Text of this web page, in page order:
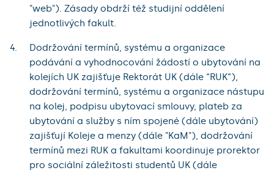
"web"). Zásady obdrží též studijní oddělení
jednotlivých fakult.
Dodržování termínů, systému a organizace
podávání a vyhodnocování žádostí o ubytování na
kolejích UK zajišťuje Rektorát UK (dále “RUK“),
dodržování termínů, systému a organizace nástupu
na kolej, podpisu ubytovací smlouvy, plateb za
ubytování a služby s ním spojené (dále ubytování)
zajišťují Koleje a menzy (dále "KaM"), dodržování
termínů mezi RUK a fakultami koordinuje prorektor
pro sociální záležitosti studentů UK (dále